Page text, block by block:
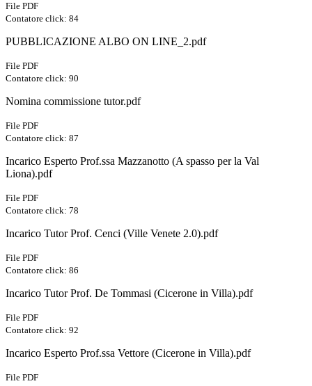
File PDF
Contatore click: 84
PUBBLICAZIONE ALBO ON LINE_2.pdf
File PDF
Contatore click: 90
Nomina commissione tutor.pdf
File PDF
Contatore click: 87
Incarico Esperto Prof.ssa Mazzanotto (A spasso per la Val
Liona).pdf
File PDF
Contatore click: 78
Incarico Tutor Prof. Cenci (Ville Venete 2.0).pdf
File PDF
Contatore click: 86
Incarico Tutor Prof. De Tommasi (Cicerone in Villa).pdf
File PDF
Contatore click: 92
Incarico Esperto Prof.ssa Vettore (Cicerone in Villa).pdf
File PDF